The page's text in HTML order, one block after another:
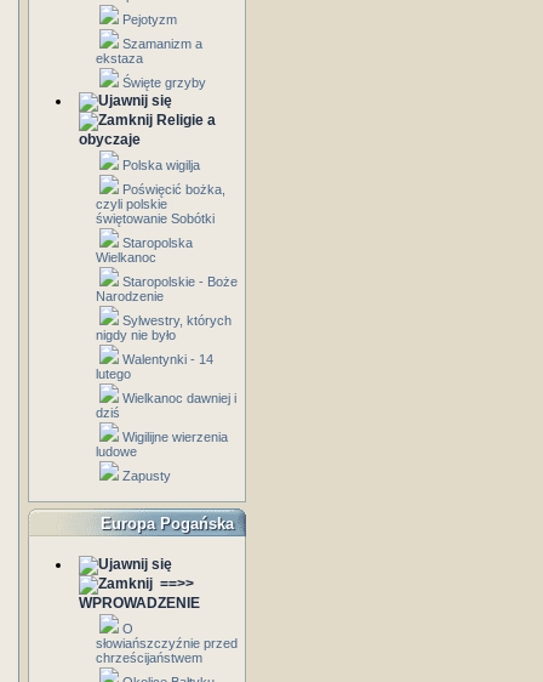
Pejotyzm
Szamanizm a
ekstaza
Święte grzyby
Religie a
obyczaje
Polska wigilja
Poświęcić bożka,
czyli polskie
świętowanie Sobótki
Staropolska
Wielkanoc
Staropolskie - Boże
Narodzenie
Sylwestry, których
nigdy nie było
Walentynki - 14
lutego
Wielkanoc dawniej i
dziś
Wigilijne wierzenia
ludowe
Zapusty
Europa Pogańska
==>>
WPROWADZENIE
O
słowiańszczyźnie przed
chrześcijaństwem